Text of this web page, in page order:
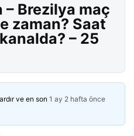
– Brezilya maç
zaman? Saat
– 25
ve en son 1 ay 2 hafta önce